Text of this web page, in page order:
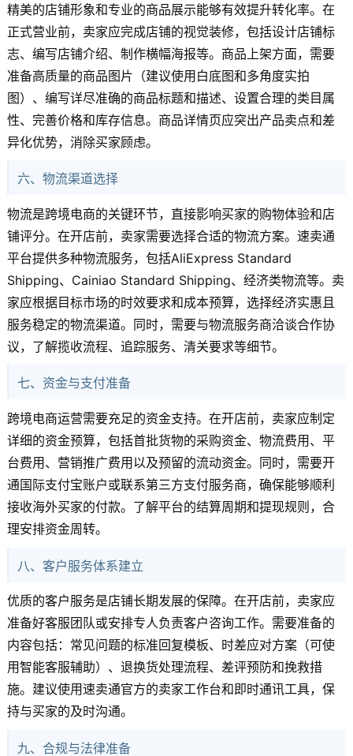
精美的店铺形象和专业的商品展示能够有效提升转化率。在
正式营业前，卖家应完成店铺的视觉装修，包括设计店铺标
志、编写店铺介绍、制作横幅海报等。商品上架方面，需要
准备高质量的商品图片（建议使用白底图和多角度实拍
图）、编写详尽准确的商品标题和描述、设置合理的类目属
性、完善价格和库存信息。商品详情页应突出产品卖点和差
异化优势，消除买家顾虑。
六、物流渠道选择
物流是跨境电商的关键环节，直接影响买家的购物体验和店
铺评分。在开店前，卖家需要选择合适的物流方案。速卖通
平台提供多种物流服务，包括AliExpress Standard
Shipping、Cainiao Standard Shipping、经济类物流等。卖
家应根据目标市场的时效要求和成本预算，选择经济实惠且
服务稳定的物流渠道。同时，需要与物流服务商洽谈合作协
议，了解揽收流程、追踪服务、清关要求等细节。
七、资金与支付准备
跨境电商运营需要充足的资金支持。在开店前，卖家应制定
详细的资金预算，包括首批货物的采购资金、物流费用、平
台费用、营销推广费用以及预留的流动资金。同时，需要开
通国际支付宝账户或联系第三方支付服务商，确保能够顺利
接收海外买家的付款。了解平台的结算周期和提现规则，合
理安排资金周转。
八、客户服务体系建立
优质的客户服务是店铺长期发展的保障。在开店前，卖家应
准备好客服团队或安排专人负责客户咨询工作。需要准备的
内容包括：常见问题的标准回复模板、时差应对方案（可使
用智能客服辅助）、退换货处理流程、差评预防和挽救措
施。建议使用速卖通官方的卖家工作台和即时通讯工具，保
持与买家的及时沟通。
九、合规与法律准备